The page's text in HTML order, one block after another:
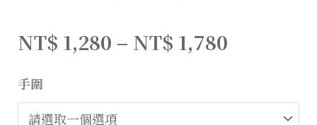
NT$ 1,280 – NT$ 1,780
手圍